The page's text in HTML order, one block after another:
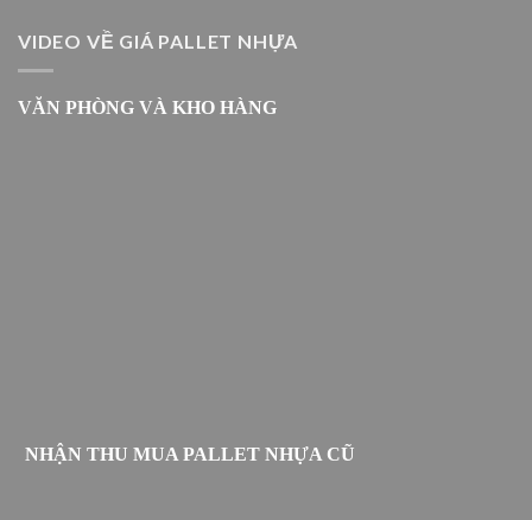
VIDEO VỀ GIÁ PALLET NHỰA
VĂN PHÒNG VÀ KHO HÀNG
NHẬN THU MUA PALLET NHỰA CŨ